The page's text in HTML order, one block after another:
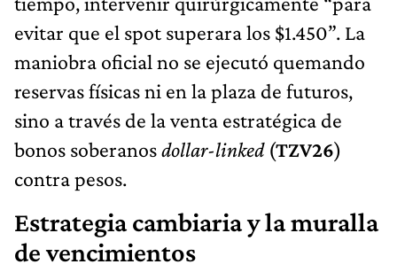
evitar que el spot superara los $1.450”. La
maniobra oficial no se ejecutó quemando
reservas físicas ni en la plaza de futuros,
sino a través de la venta estratégica de
bonos soberanosdollar-linked(TZV26)
contra pesos.
Estrategia cambiaria y la muralla
de vencimientos